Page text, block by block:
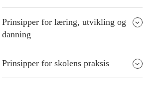
Prinsipper for læring, utvikling og
danning
Prinsipper for skolens praksis